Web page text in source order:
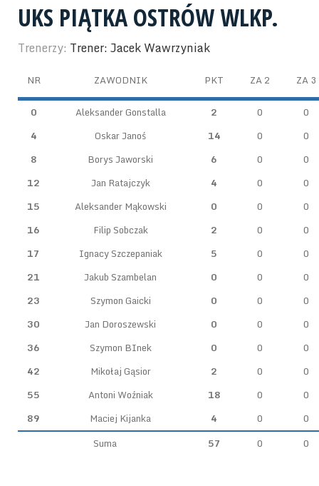
UKS PIĄTKA OSTRÓW WLKP.
Trenerzy: Trener: Jacek Wawrzyniak
NR ZAWODNIK PKT ZA 2 ZA 3
0 Aleksander Gonstalla 2 0
0
4
Oskar Janoś 14 0
0
8
Borys Jaworski 6 0
0
12
Jan Ratajczyk 4 0
0
15
Aleksander Mąkowski 0 0
0
16
Filip Sobczak 2 0
0
17
Ignacy Szczepaniak 5 0
0
21
Jakub Szambelan 0 0
0
23
Szymon Gaicki 0 0
0
30
Jan Doroszewski 0 0
0
36
Szymon BInek 0 0
0
42
Mikołaj Gąsior 2 0
0
55
Antoni Woźniak 18 0
0
89
Maciej Kijanka 4 0
0
Suma
57 0 0